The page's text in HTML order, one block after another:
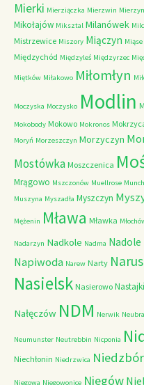
Mierki Mierziączka Mierzwin Mierzyn
Mikołajów Miksztal Milanówek
Mistrzewice Miszory Miączyn Miąse
Międzychód Międzyleś Międzyrzec
Miętków Miłakowo Miłomłyn
Moczyska Moczysko Modlin
Mokobody Mokowo Mokronos
Moryń Morzeszczyn Morzyczyn
Mostówka Moszczenica
Mrągowo Mszczonów Muellrose
Muszyna Myszadła Myszczyn
Mężenin Mława Mławka
Nadarzyn Nadkole Nadma Nadole
Napiwoda Narew Narty
Nasielsk Nasierowo Nastajki
Nałęczów NDM Nerwik
Neumunster Neutrebbin Nicponia
Niechłonin Niedrzwica
Niegowa Niegowonice Niegów